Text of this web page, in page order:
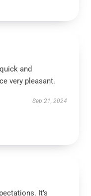
and
very pleasant.
Sep 21, 2024
It’s